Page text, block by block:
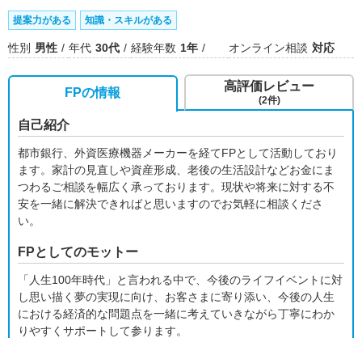
提案力がある 知識・スキルがある
性別 男性 年代 30代 経験年数 1年 オンライン相談 対応
FPの情報
自己紹介
都市銀行、外資医療機器メーカーを経てFPとして活動しており
ます。家計の見直しや資産形成、老後の生活設計などお金にま
つわるご相談を幅広く承っております。現状や将来に対する不
安を一緒に解決できればと思いますのでお気軽に相談くださ
い。
FPとしてのモットー
「人生100年時代」と言われる中で、今後のライフイベントに対
し思い描く夢の実現に向け、お客さまに寄り添い、今後の人生
における経済的な問題点を一緒に考えていきながら丁寧にわか
りやすくサポートして参ります。
高評価レビュー
(2件)